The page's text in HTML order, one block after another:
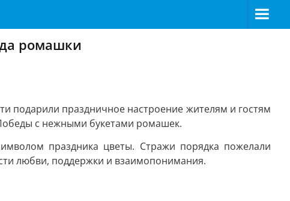
ромашки
подарили праздничное настроение жителям и гостям
с нежными букетами ромашек.
праздника цветы. Стражи порядка пожелали
любви, поддержки и взаимопонимания.